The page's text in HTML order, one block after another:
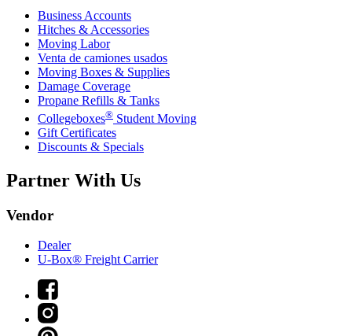
Business Accounts
Hitches & Accessories
Moving Labor
Venta de camiones usados
Moving Boxes & Supplies
Damage Coverage
Propane Refills & Tanks
Collegeboxes® Student Moving
Gift Certificates
Discounts & Specials
Partner With Us
Vendor
Dealer
U-Box® Freight Carrier